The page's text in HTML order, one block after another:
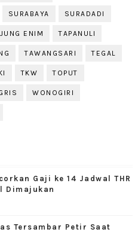
SURABAYA SURADADI
ENIM TAPANULI
TAWANGSARI TEGAL
TKW TOPUT
WONOGIRI
Gaji ke 14 Jadwal THR
Dimajukan
Tersambar Petir Saat